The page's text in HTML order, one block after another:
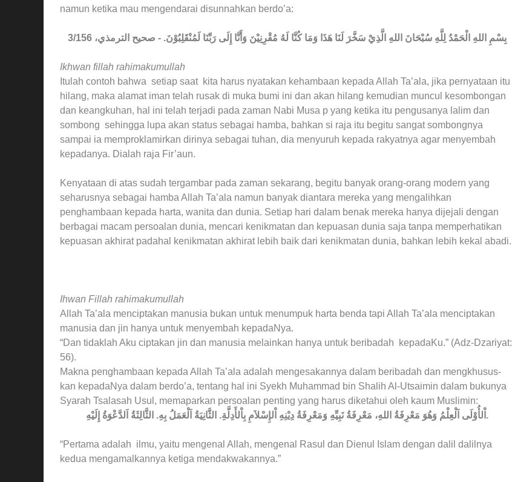
namun ketika mau mengendarai disunnahkan berdo’a:
بِسْمِ اللهِ الْحَمْدُ لِلَّهِ سُبْحَانَ اللهِ الَّذِيْ سَخَّرَ لَنَا هَذَا وَمَا كُنَّا لَهُ مُقْرِنِيْنَ وَأَنَّا إِلَى رَبِّنَا لَمُنْقَلِبُوْنَ. - صحيح الترمذي، 3/156
Ikhwan fillah rahimakumullah
Itulah contoh bahwa setiap saat kita harus nyatakan kehambaan kepada Allah Ta’ala, jika pernyataan itu
hilang, maka alamat iman telah rusak di muka bumi ini dan akan hilang kemudian muncul kesombongan
dan keangkuhan, hal ini telah terjadi pada zaman Nabi Musa p yang ketika itu pengusanya lalim dan
sombong sehingga lupa akan status sebagai hamba, bahkan si raja itu begitu sangat sombongnya
sampai ia memproklamirkan dirinya sebagai tuhan, dia menyuruh kepada rakyatnya agar menyembah
kepadanya. Dialah raja Fir’aun.
Kenyataan di atas sudah tergambar pada zaman sekarang, begitu banyak orang-orang modern yang
seharusnya sebagai hamba Allah Ta’ala namun banyak diantara mereka yang mengalihkan
penghambaan kepada harta, wanita dan dunia. Setiap hari dalam benak mereka hanya dijejali dengan
berbagai macam persoalan dunia, mencari kenikmatan dan kepuasan dunia saja tanpa memperhatikan
kepuasan akhirat padahal kenikmatan akhirat lebih baik dari kenikmatan dunia, bahkan lebih kekal abadi.
Ihwan Fillah rahimakumullah
Allah Ta’ala menciptakan manusia bukan untuk menumpuk harta benda tapi Allah Ta’ala menciptakan
manusia dan jin hanya untuk menyembah kepadaNya.
“Dan tidaklah Aku ciptakan jin dan manusia melainkan hanya untuk beribadah kepadaKu.” (Adz-Dzariyat:
56).
Makna penghambaan kepada Allah Ta’ala adalah mengesakannya dalam beribadah dan mengkhusus-
kan kepadaNya dalam berdo’a, tentang hal ini Syekh Muhammad bin Shalih Al-Utsaimin dalam bukunya
Syarah Tsalasah Usul, memaparkan persoalan penting yang harus diketahui oleh kaum Muslimin:
اْلأُوْلَى اَلْعِلْمُ وَهُوَ مَعْرِفَةُ اللهِ، مَعْرِفَةُ نَبِيِّهِ وَمَعْرِفَةُ دِيْنِهِ اْلإِسْلاَمِ بِاْلأَدِلَّةِ. الثَّانِيَةُ اَلْعَمَلُ بِهِ. الثَّالِثَةُ اَلدَّعْوَةُ إِلَيْهِ.
“Pertama adalah ilmu, yaitu mengenal Allah, mengenal Rasul dan Dienul Islam dengan dalil dalilnya
kedua mengamalkannya ketiga mendakwakannya.”